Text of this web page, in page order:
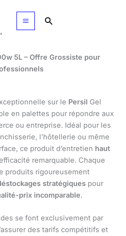
Rechercher
5L – Offre Grossiste pour
sur le Persil Gel
en palettes pour répondre aux
ou entreprise. Idéal pour les
l’hôtellerie ou même
ce produit d’entretien haut
remarquable. Chaque
produits rigoureusement
stratégiques pour
prix incomparable.
se font exclusivement par
des tarifs compétitifs et